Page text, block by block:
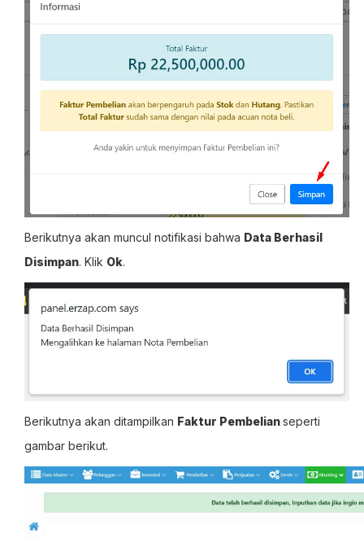
Berikutnya akan muncul notifikasi bahwa Data Berhasil
Disimpan. Klik Ok.
Berikutnya akan ditampilkan Faktur Pembelianseperti
gambar berikut.